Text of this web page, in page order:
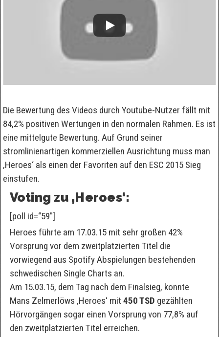
Die Bewertung des Videos durch Youtube-Nutzer fällt mit
84,2% positiven Wertungen in den normalen Rahmen. Es ist
eine mittelgute Bewertung. Auf Grund seiner
stromlinienartigen kommerziellen Ausrichtung muss man
‚Heroes‘ als einen der Favoriten auf den ESC 2015 Sieg
einstufen.
Voting zu ‚Heroes‘:
[poll id=“59″]
Heroes führte am 17.03.15 mit sehr großen 42%
Vorsprung vor dem zweitplatzierten Titel die
vorwiegend aus Spotify Abspielungen bestehenden
schwedischen Single Charts an.
Am 15.03.15, dem Tag nach dem Finalsieg, konnte
Mans Zelmerlöws ‚Heroes‘ mit 450 TSD gezählten
Hörvorgängen sogar einen Vorsprung von 77,8% auf
den zweitplatzierten Titel erreichen.